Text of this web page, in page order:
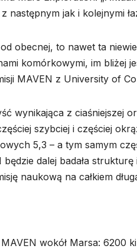
jak i kolejnymi
obecnej, to nawet ta
komórkowymi, im bliżej
MAVEN z University of
wynikająca z ciaśniejszej
szybciej i częściej
5,3 – a tym samym
dalej badała strukturę
naukową na całkiem
wokół Marsa: 6200